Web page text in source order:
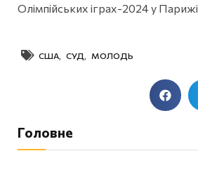
Олімпійських іграх-2024 у Парижі.
США СУД МОЛОДЬ
Головне